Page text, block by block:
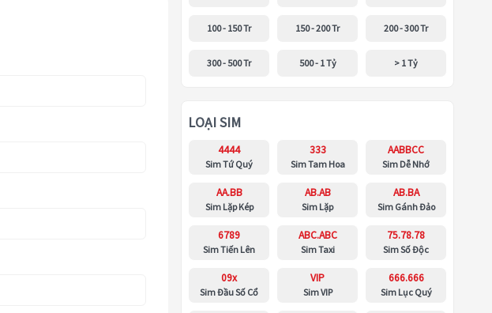
100 - 150 Tr 150 - 200 Tr 200 - 300 Tr
300 - 500 Tr 500 - 1 Tỷ > 1 Tỷ
LOẠI SIM
4444
Sim Tứ Quý
333
Sim Tam Hoa
AABBCC
Sim Dễ Nhớ
AA.BB
Sim Lặp Kép
AB.AB
Sim Lặp
AB.BA
Sim Gánh Đảo
6789
Sim Tiến Lên
ABC.ABC
Sim Taxi
75.78.78
Sim Số Độc
09x
Sim Đầu Số Cổ
VIP
Sim VIP
666.666
Sim Lục Quý